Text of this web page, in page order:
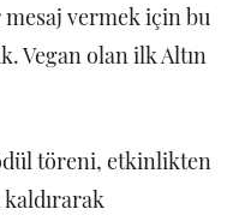
vermek için bu
Vegan olan ilk Altın
töreni, etkinlikten